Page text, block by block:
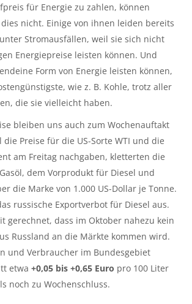
für Energie zu zahlen, können
nicht. Einige von ihnen leiden bereits
Stromausfällen, weil sie sich nicht
Energiepreise leisten können. Und
Form von Energie leisten können,
wie z. B. Kohle, trotz aller
die sie vielleicht haben.
bleiben uns auch zum Wochenauftakt
Preise für die US-Sorte WTI und die
am Freitag nachgaben, kletterten die
dem Vorprodukt für Diesel und
die Marke von 1.000 US-Dollar je Tonne.
russische Exportverbot für Diesel aus.
gerechnet, dass im Oktober nahezu kein
Russland an die Märkte kommen wird.
und Verbraucher im Bundesgebiet
etwa +0,05 bis +0,65 Euro pro 100 Liter
noch zu Wochenschluss.